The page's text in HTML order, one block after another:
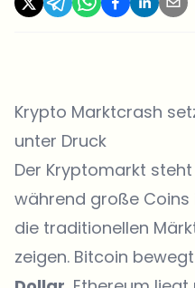
Krypto Marktcrash
unter Druck
Der Kryptomarkt
während große Coins
die traditionellen
zeigen. Bitcoin